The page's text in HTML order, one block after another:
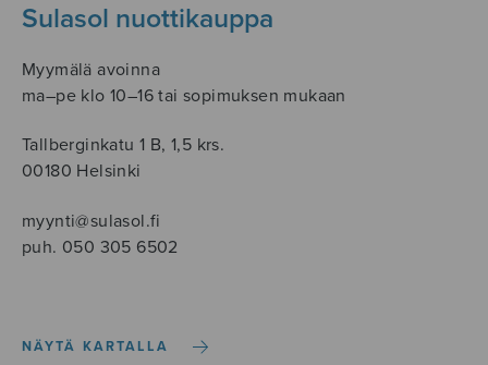
Sulasol nuottikauppa
Myymälä avoinna
ma–pe klo 10–16 tai sopimuksen mukaan
Tallberginkatu 1 B, 1,5 krs.
00180 Helsinki
myynti@sulasol.fi
puh. 050 305 6502
NÄYTÄ KARTALLA